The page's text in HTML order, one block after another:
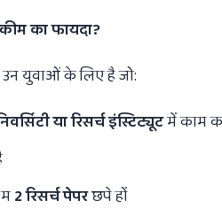
का फायदा?
युवाओं के लिए है जो:
या रिसर्च इंस्टिट्यूटमें काम
2रिसर्च पेपरछपे हों